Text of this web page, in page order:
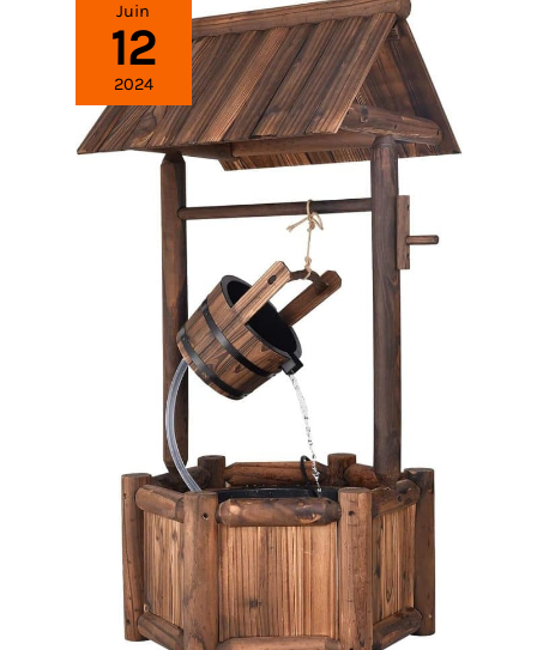
Juin
12
2024